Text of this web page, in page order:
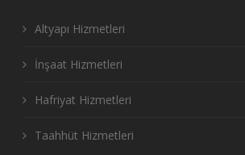
Altyapı Hizmetleri
İnşaat Hizmetleri
Hafriyat Hizmetleri
Taahhüt Hizmetleri